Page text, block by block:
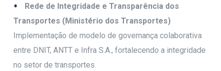
Rede de Integridade e Transparência dos
Transportes (Ministério dos Transportes)
Implementação de modelo de governança colaborativa
entre DNIT, ANTT e Infra S.A., fortalecendo a integridade
no setor de transportes.